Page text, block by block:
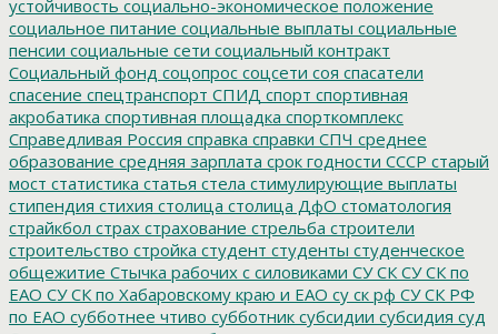
устойчивость социально-экономическое положение
социальное питание социальные выплаты социальные
пенсии социальные сети социальный контракт
Социальный фонд соцопрос соцсети соя спасатели
спасение спецтранспорт СПИД спорт спортивная
акробатика спортивная площадка спорткомплекс
Справедливая Россия справка справки СПЧ среднее
образование средняя зарплата срок годности СССР старый
мост статистика статья стела стимулирующие выплаты
стипендия стихия столица столица ДфО стоматология
страйкбол страх страхование стрельба строители
строительство стройка студент студенты студенческое
общежитие Стычка рабочих с силовиками СУ СК СУ СК по
ЕАО СУ СК по Хабаровскому краю и ЕАО су ск рф СУ СК РФ
по ЕАО субботнее чтиво субботник субсидии субсидия суд